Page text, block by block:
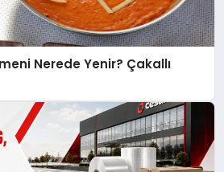
Nerede Yenir? Çakallı